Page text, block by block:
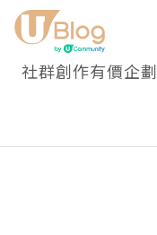
社群創作有價企劃